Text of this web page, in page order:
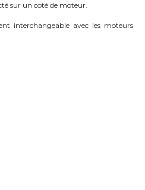
sur un coté de moteur.
interchangeable avec les moteurs